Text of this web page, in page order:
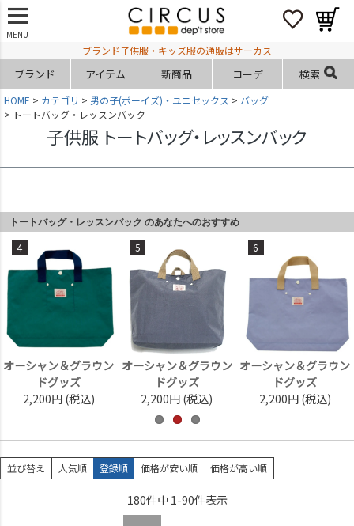
MENU
ブランド子供服・キッズ服の通販はサーカス
ブランド アイテム 新商品 コーデ 検索
HOME カテゴリ 男の子(ボーイズ)・ユニセックス
バッグ
トートバッグ・レッスンバック
子供服 トートバッグ・レッスンバック
トートバッグ・レッスンバック のあなたへのおすすめ
4
オーシャン＆グラウン
ドグッズ
2,200円 (税込)
5
オーシャン＆グラウン
ドグッズ
2,200円 (税込)
6
オーシャン＆グラウン
ドグッズ
2,200円 (税込)
並び替え 人気順 登録順 価格が安い順 価格が高い順
180件中 1-90件表示